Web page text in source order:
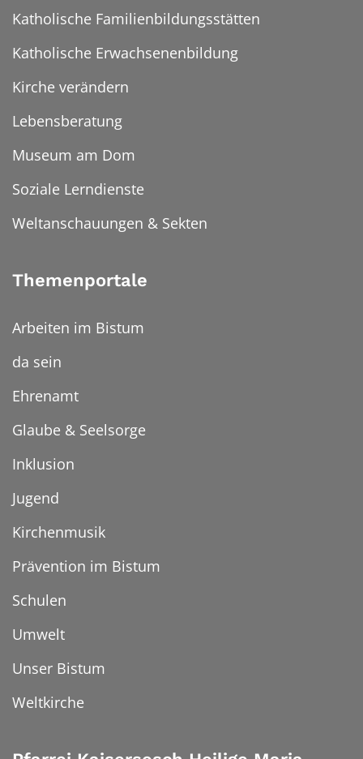
Katholische Familienbildungsstätten
Katholische Erwachsenenbildung
Kirche verändern
Lebensberatung
Museum am Dom
Soziale Lerndienste
Weltanschauungen & Sekten
Themenportale
Arbeiten im Bistum
da sein
Ehrenamt
Glaube & Seelsorge
Inklusion
Jugend
Kirchenmusik
Prävention im Bistum
Schulen
Umwelt
Unser Bistum
Weltkirche